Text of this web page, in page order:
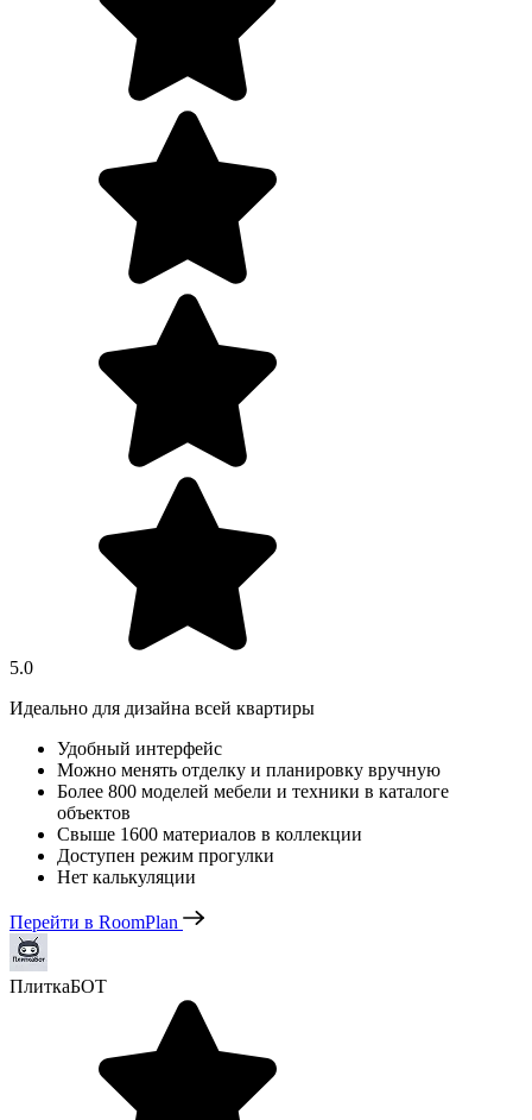
5.0
Идеально для дизайна всей квартиры
Удобный интерфейс
Можно менять отделку и планировку вручную
Более 800 моделей мебели и техники в каталоге
объектов
Свыше 1600 материалов в коллекции
Доступен режим прогулки
Нет калькуляции
Перейти в RoomPlan
ПлиткаБОТ